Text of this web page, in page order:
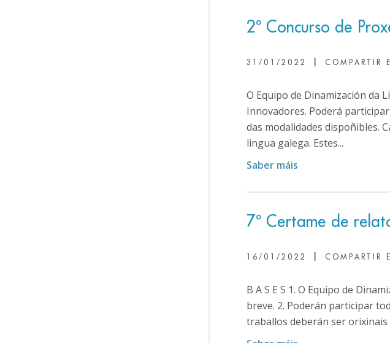
2º Concurso de
31/01/2022 COMPARTIR
O Equipo de Dinamización da
Innovadores. Poderá
das modalidades dispoñibles.
lingua galega. Estes...
Saber máis
7º Certame de
16/01/2022 COMPARTIR
B A S E S 1. O Equipo de
breve. 2. Poderán participar
traballos deberán ser orixinais